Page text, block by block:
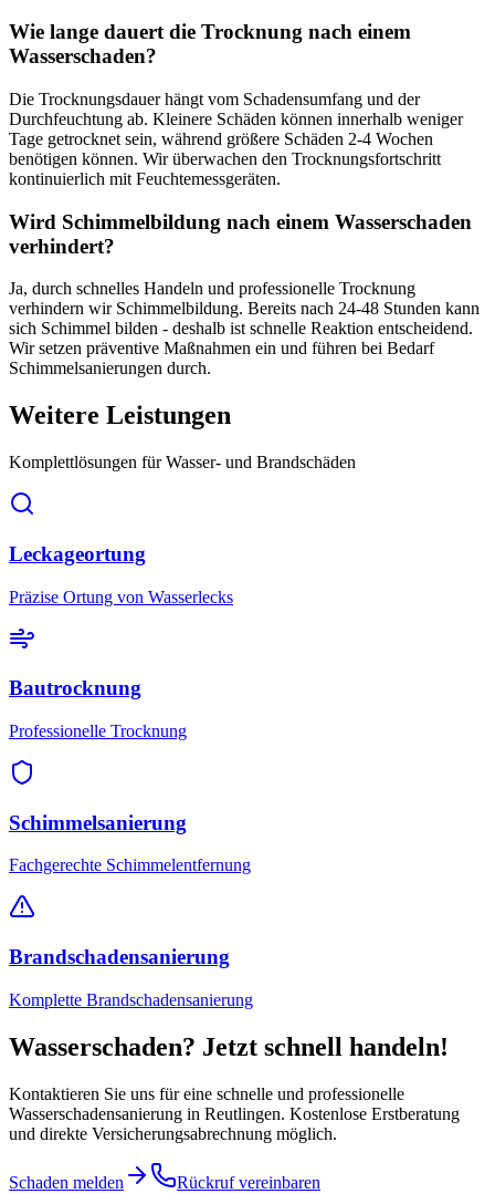
Wie lange dauert die Trocknung nach einem
Wasserschaden?
Die Trocknungsdauer hängt vom Schadensumfang und der
Durchfeuchtung ab. Kleinere Schäden können innerhalb weniger
Tage getrocknet sein, während größere Schäden 2-4 Wochen
benötigen können. Wir überwachen den Trocknungsfortschritt
kontinuierlich mit Feuchtemessgeräten.
Wird Schimmelbildung nach einem Wasserschaden
verhindert?
Ja, durch schnelles Handeln und professionelle Trocknung
verhindern wir Schimmelbildung. Bereits nach 24-48 Stunden kann
sich Schimmel bilden - deshalb ist schnelle Reaktion entscheidend.
Wir setzen präventive Maßnahmen ein und führen bei Bedarf
Schimmelsanierungen durch.
Weitere Leistungen
Komplettlösungen für Wasser- und Brandschäden
Leckageortung
Präzise Ortung von Wasserlecks
Bautrocknung
Professionelle Trocknung
Schimmelsanierung
Fachgerechte Schimmelentfernung
Brandschadensanierung
Komplette Brandschadensanierung
Wasserschaden? Jetzt schnell handeln!
Kontaktieren Sie uns für eine schnelle und professionelle
Wasserschadensanierung in Reutlingen. Kostenlose Erstberatung
und direkte Versicherungsabrechnung möglich.
Schaden melden
Rückruf vereinbaren